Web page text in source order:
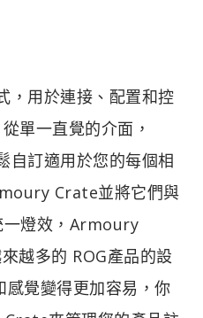
用於連接、配置和控
單一直覺的介面，
訂適用於您的每個相
Crate並將它們與
一燈效，Armoury
越多的 ROG產品的設
感覺變得更加容易，你